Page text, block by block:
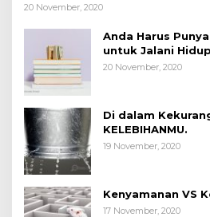
20 November, 2020
Anda Harus
untuk Jalani
20 November, 2020
Di dalam
KELEBIHANMU.
19 November, 2020
Kenyamanan VS
17 November, 2020